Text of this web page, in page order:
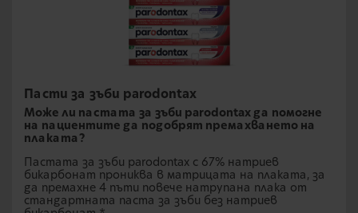
Пасти за зъби parodontax
Може ли пастата за зъби parodontax да помогне
на пациентите да подобрят премахването на
плаката?
Пастата за зъби parodontax с 67% натриев
бикарбонат прониква в матрицата на плаката, за
да премахне 4 пъти повече натрупана плака от
стандартната паста за зъби без натриев